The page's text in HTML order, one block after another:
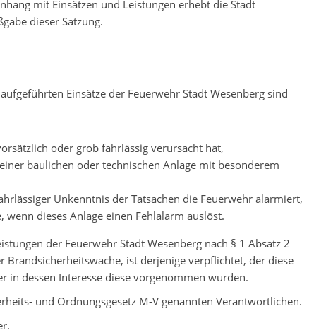
mit Einsätzen und Leistungen erhebt die Stadt
dieser Satzung.
Einsätze der Feuerwehr Stadt Wesenberg sind
oder grob fahrlässig verursacht hat,
baulichen oder technischen Anlage mit besonderem
Unkenntnis der Tatsachen die Feuerwehr alarmiert,
dieses Anlage einen Fehlalarm auslöst.
der Feuerwehr Stadt Wesenberg nach § 1 Absatz 2
ist derjenige verpflichtet, der diese
in dessen Interesse diese vorgenommen wurden.
und Ordnungsgesetz M-V genannten Verantwortlichen.